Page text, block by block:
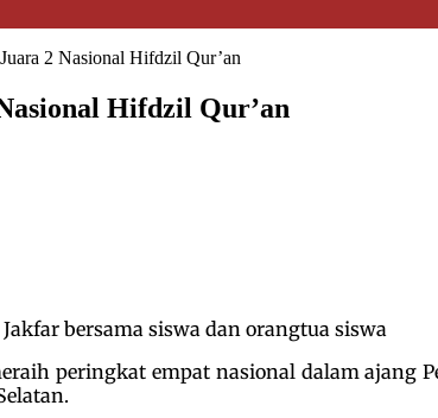
2 Nasional Hifdzil Qur’an
Hifdzil Qur’an
bersama siswa dan orangtua siswa
peringkat empat nasional dalam ajang